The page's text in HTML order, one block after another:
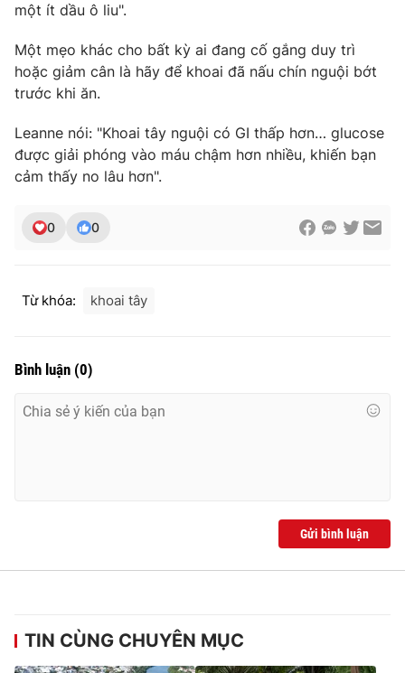
một ít dầu ô liu".
Một mẹo khác cho bất kỳ ai đang cố gắng duy trì
hoặc giảm cân là hãy để khoai đã nấu chín nguội bớt
trước khi ăn.
Leanne nói: "Khoai tây nguội có GI thấp hơn… glucose
được giải phóng vào máu chậm hơn nhiều, khiến bạn
cảm thấy no lâu hơn".
0 0
Từ khóa: khoai tây
Bình luận (0)
Gửi bình luận
TIN CÙNG CHUYÊN MỤC